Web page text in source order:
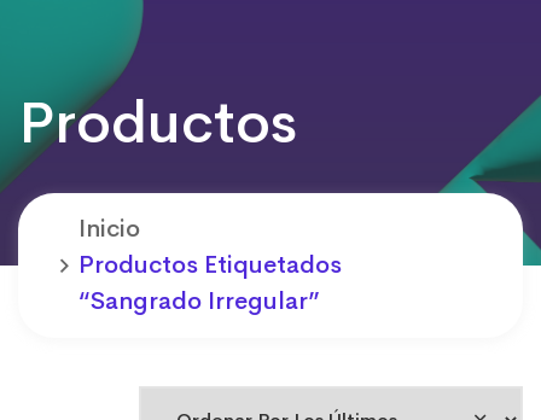
Productos
Inicio
Productos Etiquetados
“sangrado Irregular”